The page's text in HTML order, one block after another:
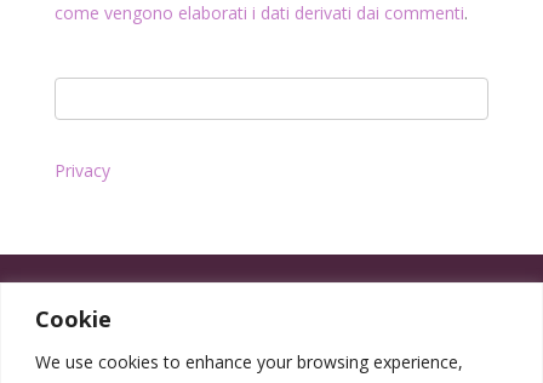
Cookie
We use cookies to enhance your browsing experience,
come vengono elaborati i dati derivati dai commenti.
Privacy